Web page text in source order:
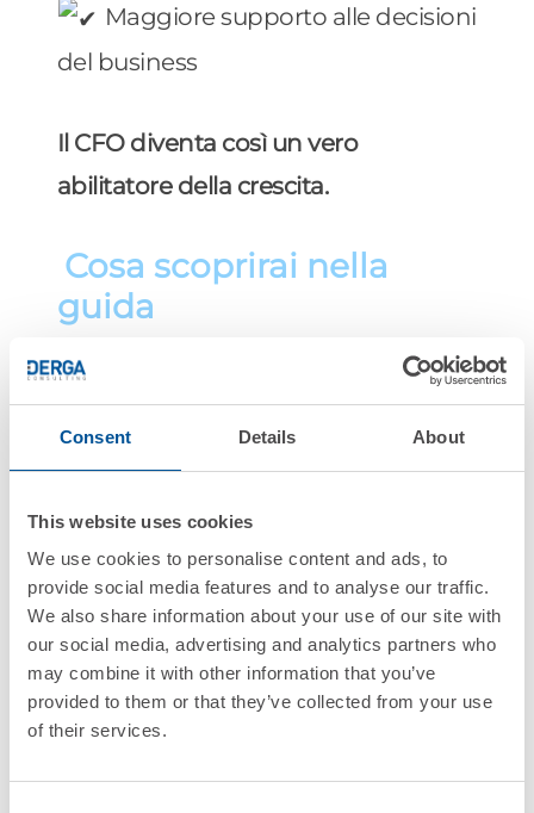
Consent Details About
This website uses cookies
We use cookies to personalise content and ads, to
provide social media features and to analyse our traffic.
We also share information about your use of our site with
our social media, advertising and analytics partners who
may combine it with other information that you’ve
provided to them or that they’ve collected from your use
of their services.
Maggiore supporto alle decisioni
del business
Il CFO diventa così un vero
abilitatore della crescita.
Cosa scoprirai nella
guida
ridefinendo il ruolo del CFO
tempo reale sui dati finanziari
Come aumentare efficienza e
ridurre il rischio
Esempi concreti di